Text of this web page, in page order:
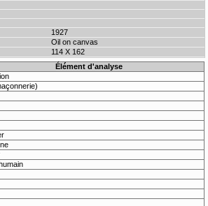
1927
Oil on canvas
114 X 162
Élément d'analyse